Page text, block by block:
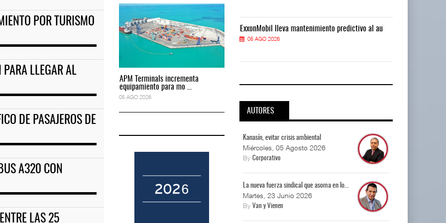
POR TURISMO
PARA LLEGAR AL
DE PASAJEROS DE
A320 CON
LAS 25
05 AGO 2026
APM Terminals incrementa
equipamiento para mo ...
05 AGO 2026
equipamiento para mo ...
equipamiento para mo ...
predictivo al au ExxonMobil lleva mantenimiento predictivo al au ExxonMobil lleva mantenimiento predictivo al au
05 AGO 2026
AUTORES
Kanasín, evitar crisis ambiental
Miércoles, 05 Agosto 2026
By Corporativo
La nueva fuerza sindical que asoma en lo...
Martes, 23 Junio 2026
By Van y Vienen